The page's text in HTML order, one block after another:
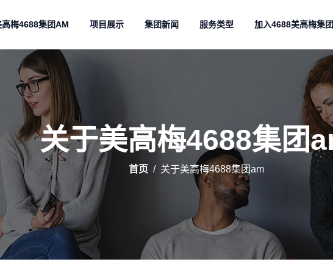
高梅4688集团AM 项目展示 集团新闻 服务类型 加入4688美高梅集团
关于美高梅4688集团
首页 关于美高梅4688集团am